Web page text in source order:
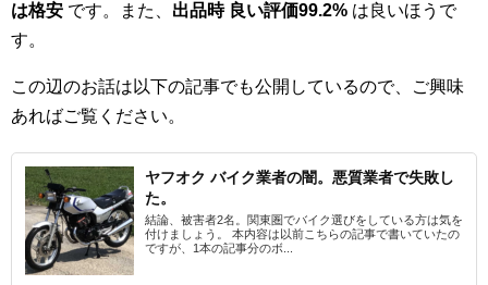
は格安 です。また、 出品時 良い評価99.2% は良いほうで
す。
この辺のお話は以下の記事でも公開しているので、ご興味
あればご覧ください。
ヤフオク バイク業者の闇。悪質業者で失敗し
た。
結論、被害者2名。関東圏でバイク選びをしている方は気を
付けましょう。 本内容は以前こちらの記事で書いていたの
ですが、1本の記事分のボ...